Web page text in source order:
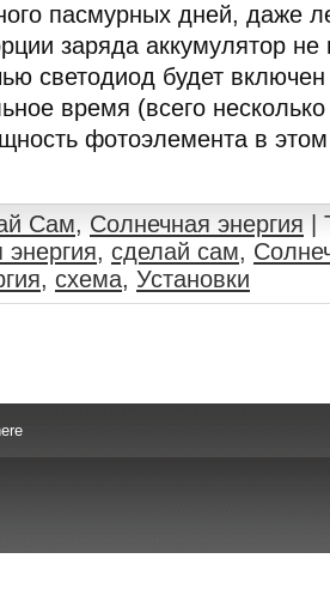
пасмурных дней, даже
заряда аккумулятор не
светодиод будет включен
время (всего
фотоэлемента в
Сам, Солнечная энергия |
энергия, сделай сам,
, схема, Установки